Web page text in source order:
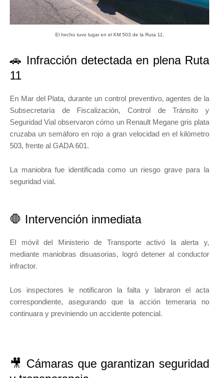
El hecho tuvo lugar en el KM 503 de la Ruta 11.
🚗 Infracción detectada en plena Ruta
11
En Mar del Plata, durante un control preventivo, agentes de la
Subsecretaría de Fiscalización, Control de Tránsito y
Seguridad Vial observaron cómo un Renault Megane gris plata
cruzaba un semáforo en rojo a gran velocidad en el kilómetro
503, frente al GADA 601.
La maniobra fue identificada como un riesgo grave para la
seguridad vial.
🛑 Intervención inmediata
El móvil del Ministerio de Transporte activó la alerta y,
mediante maniobras disuasorias, logró detener al conductor
infractor.
Los inspectores le notificaron la falta y labraron el acta
correspondiente, asegurando que la acción temeraria no
continuara y previniendo un accidente potencial.
🎥 Cámaras que garantizan seguridad